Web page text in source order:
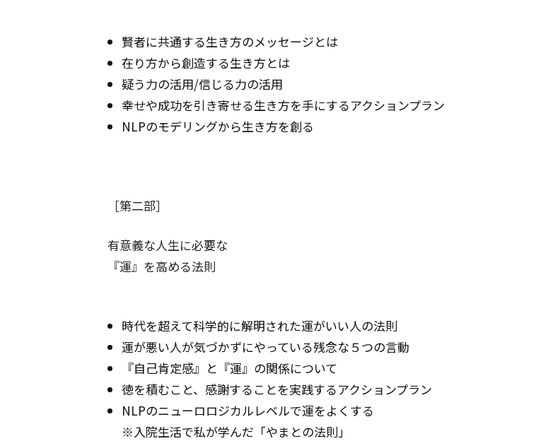
賢者に共通する生き方のメッセージとは
在り方から創造する生き方とは
疑う力の活用/信じる力の活用
幸せや成功を引き寄せる生き方を手にするアクションプラン
NLPのモデリングから生き方を創る
［第二部］
有意義な人生に必要な
『運』を高める法則
時代を超えて科学的に解明された運がいい人の法則
運が悪い人が気づかずにやっている残念な５つの言動
『自己肯定感』と『運』の関係について
徳を積むこと、感謝することを実践するアクションプラン
NLPのニューロロジカルレベルで運をよくする
※入院生活で私が学んだ「やまとの法則」